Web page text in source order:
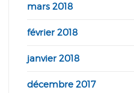
mars 2018
février 2018
janvier 2018
décembre 2017